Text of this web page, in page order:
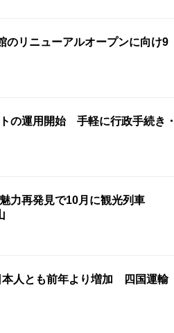
リニューアルオープンに向け9
の運用開始 手軽に行政手続き・
力再発見で10月に観光列車
人とも前年より増加 四国運輸